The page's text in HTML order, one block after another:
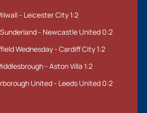
- Leicester City 1:2
Sunderland - Newcastle United 0:2
Wednesday - Cardiff City 1:2
- Aston Villa 1:2
United - Leeds United 0:2